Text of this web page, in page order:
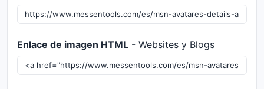
Enlace de imagen HTML - Websites y Blogs